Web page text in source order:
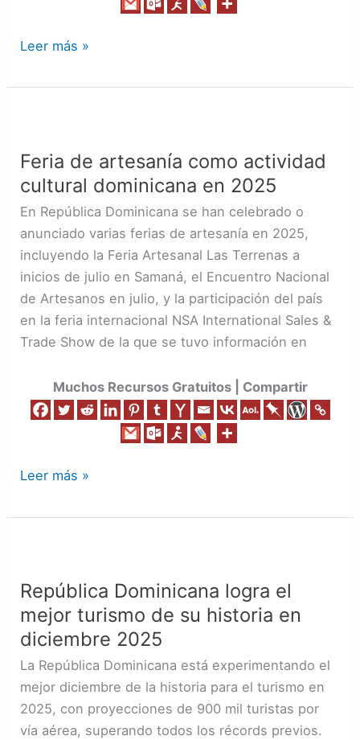
Leer más »
Feria de artesanía como actividad
cultural dominicana en 2025
En República Dominicana se han celebrado o
anunciado varias ferias de artesanía en 2025,
incluyendo la Feria Artesanal Las Terrenas a
inicios de julio en Samaná, el Encuentro Nacional
de Artesanos en julio, y la participación del país
en la feria internacional NSA International Sales &
Trade Show de la que se tuvo información en
Muchos Recursos Gratuitos | Compartir
artesanía
como
actividad
cultural
dominicana
en
2025
Leer más »
República Dominicana logra el
mejor turismo de su historia en
diciembre 2025
La República Dominicana está experimentando el
mejor diciembre de la historia para el turismo en
2025, con proyecciones de 900 mil turistas por
vía aérea, superando todos los récords previos.
logra
el
mejor
turismo
historia